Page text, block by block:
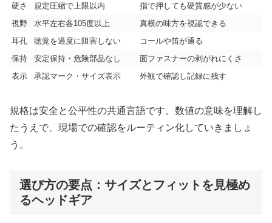
硬さ
規定圧縮で上限以内
指で押しても硬質感が少ない
視野
水平左右各105度以上
真横の味方を視認できる
耳孔
聴覚を過度に阻害しない
コールや笛が通る
保持
安定保持・危険部品なし
面ファスナーの剥がれにくさ
表示
承認マーク・サイズ表示 外観で確認し記録に残す
規格は安全と公平性の共通言語です。数値の意味を理解し
たうえで、現場での確認をルーティン化していきましょ
う。
選び方の要点：サイズとフィットを見極め
るヘッドギア